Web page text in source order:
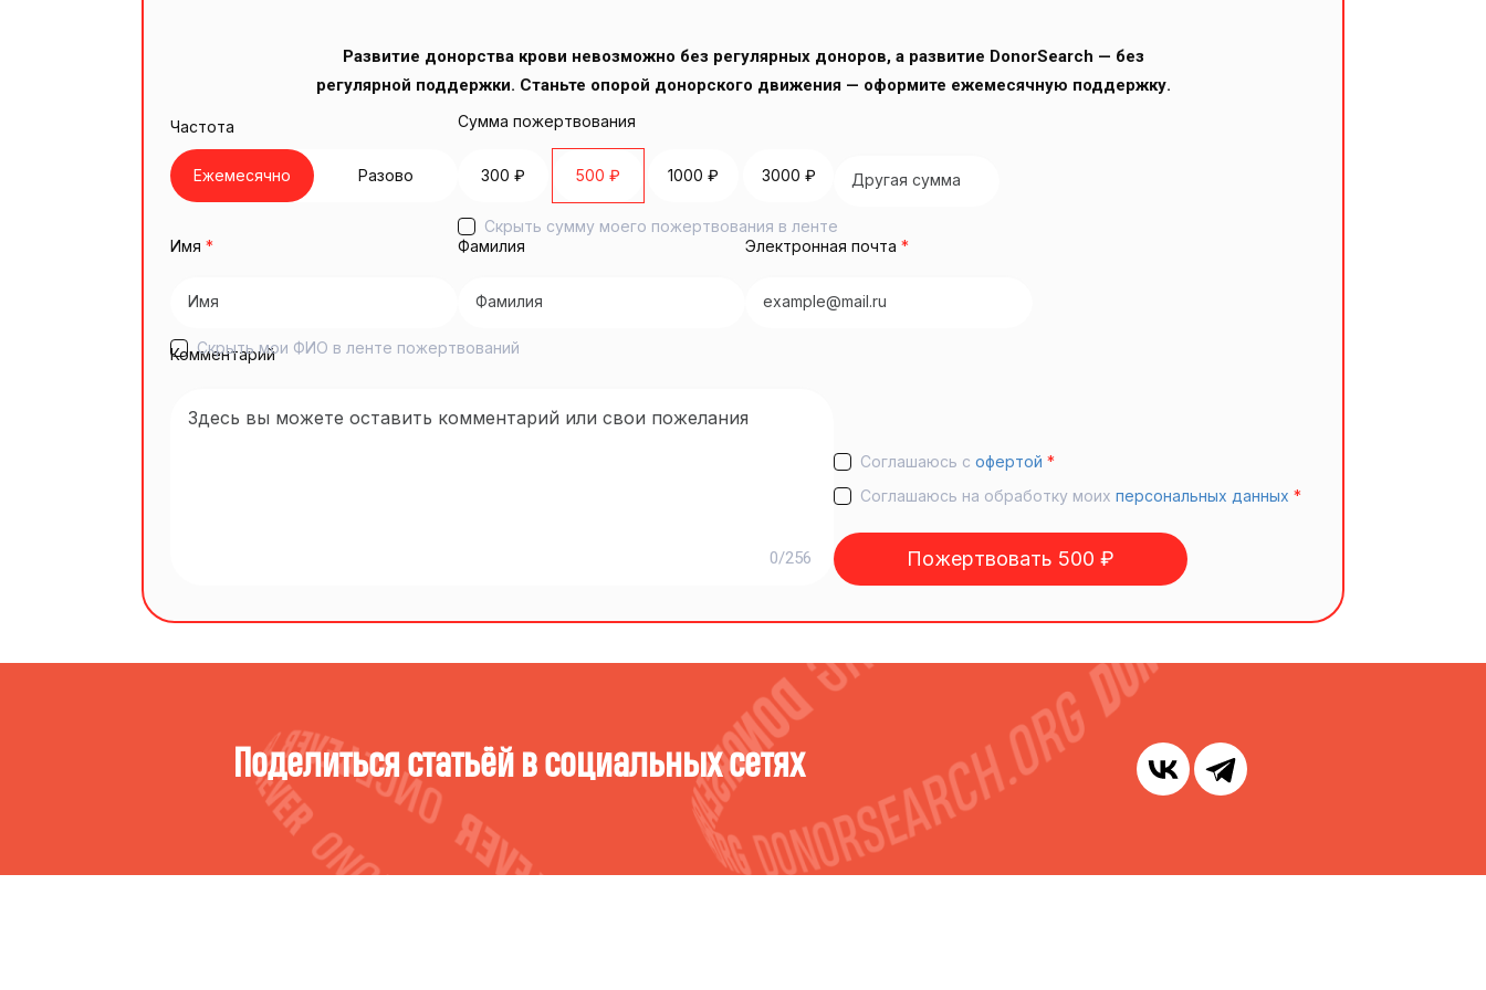
Развитие донорства крови невозможно без регулярных доноров, а развитие DonorSearch — без
регулярной поддержки. Станьте опорой донорского движения — оформите ежемесячную поддержку.
Частота
Ежемесячно Разово
Сумма пожертвования
300 ₽ 500 ₽ 1000 ₽ 3000 ₽
Скрыть сумму моего пожертвования в ленте
Имя * Фамилия Электронная почта *
Скрыть мои ФИО в ленте пожертвований
Комментарий
0/256
Соглашаюсь с офертой *
Соглашаюсь на обработку моих персональных данных *
Пожертвовать 500 ₽
Поделиться статьёй в социальных сетях